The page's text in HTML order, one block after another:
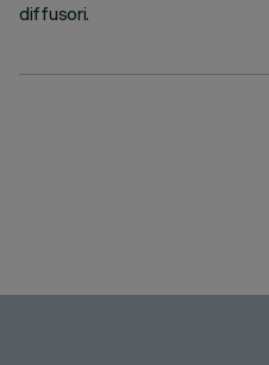
diffusori.